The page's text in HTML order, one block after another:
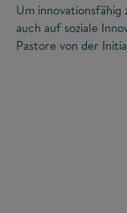
Um
auch auf soziale
Pastore von der